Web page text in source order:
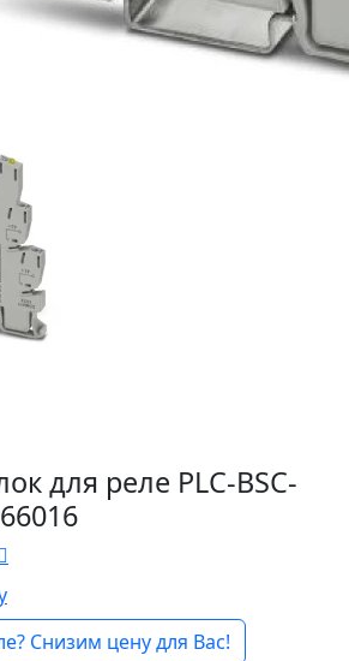
для реле PLC-BSC-
Снизим цену для Вас!